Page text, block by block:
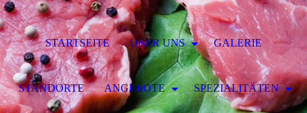
STARTSEITE ÜBER UNS GALERIE
STANDORTE ANGEBOTE SPEZIALITÄTEN